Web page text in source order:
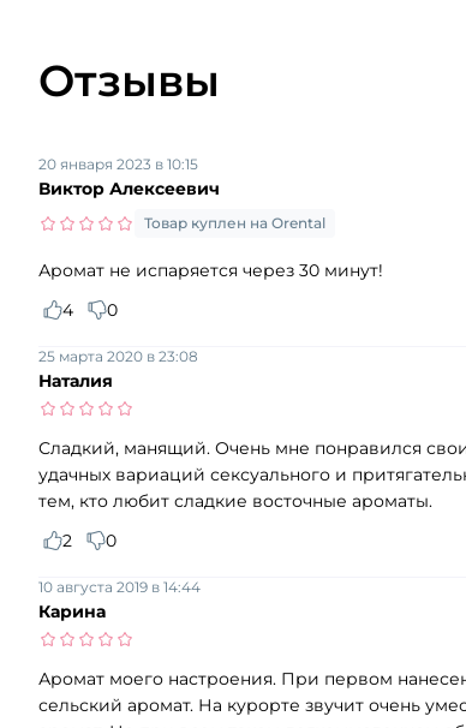
Отзывы
Виктор Алексеевич
20 января 2023 в 10:15
Товар куплен на Orental
Аромат не испаряется через 30 минут!
4
0
Наталия
25 марта 2020 в 23:08
Сладкий, манящий. Очень мне понравился
удачных вариаций сексуального и
тем, кто любит сладкие восточные ароматы.
2
0
Карина
10 августа 2019 в 14:44
Аромат моего настроения. При первом
сельский аромат. На курорте звучит очень